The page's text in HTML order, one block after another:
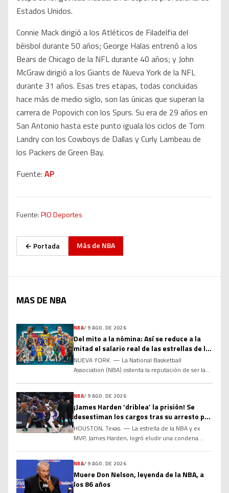
Estados Unidos.
Connie Mack dirigió a los Atléticos de Filadelfia del
béisbol durante 50 años; George Halas entrenó a los
Bears de Chicago de la NFL durante 40 años; y John
McGraw dirigió a los Giants de Nueva York de la NFL
durante 31 años. Esas tres etapas, todas concluidas
hace más de medio siglo, son las únicas que superan la
carrera de Popovich con los Spurs. Su era de 29 años en
San Antonio hasta este punto iguala los ciclos de Tom
Landry con los Cowboys de Dallas y Curly Lambeau de
los Packers de Green Bay.
Fuente: AP
Fuente:PIO Deportes
← Portada Más de NBA
MAS DE NBA
NBA/9 AGO. DE 2026
Del mito a la nómina: Así se reduce a la
mitad el salario real de las estrellas de la
NBA
NUEVA YORK. — La National Basketball
Association (NBA) ostenta la reputación de ser la
dólares anuales según Forbes. Sin embargo, detrás
de los llamativos contratos de 50 o 60 millones de
dólares al año anunciados con bombo y platillo,
existe […]
NBA/9 AGO. DE 2026
¡James Harden ‘driblea’ la prisión! Se
desestiman los cargos tras su arresto por
llevar una pistola en el auto
HOUSTON, Texas. — La estrella de la NBA y ex
MVP, James Harden, logró eludir una condena
Texas, desestimara formalmente el cargo menor
en su contra por portación ilícita de un arma de
fuego. El incidente, […]
NBA/9 AGO. DE 2026
Muere Don Nelson, leyenda de la NBA, a
los 86 años